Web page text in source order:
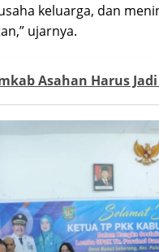
keluarga, dan
ujarnya.
Asahan Harus